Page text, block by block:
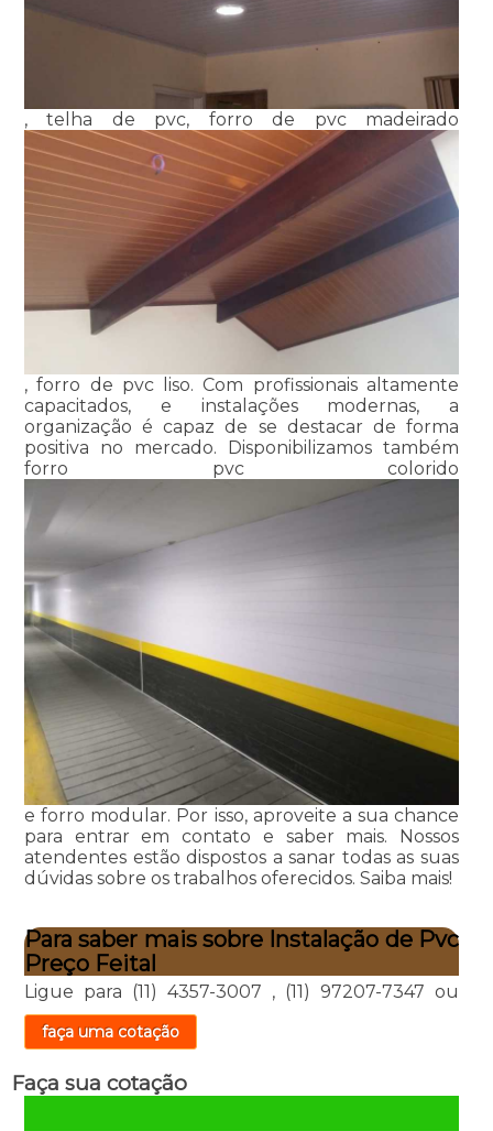
, telha de pvc, forro de pvc madeirado
, forro de pvc liso. Com profissionais altamente
capacitados, e instalações modernas, a
organização é capaz de se destacar de forma
positiva no mercado. Disponibilizamos também
forro pvc colorido
e forro modular. Por isso, aproveite a sua chance
para entrar em contato e saber mais. Nossos
atendentes estão dispostos a sanar todas as suas
dúvidas sobre os trabalhos oferecidos. Saiba mais!
Para saber mais sobre Instalação de Pvc
Preço Feital
Ligue para (11) 4357-3007 , (11) 97207-7347 ou
faça uma cotação
Faça sua cotação